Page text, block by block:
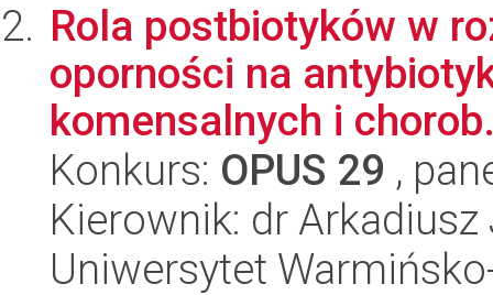
Rola postbiotyków w
oporności na
komensalnych i
Konkurs: OPUS 29 ,
Kierownik: dr
Uniwersytet